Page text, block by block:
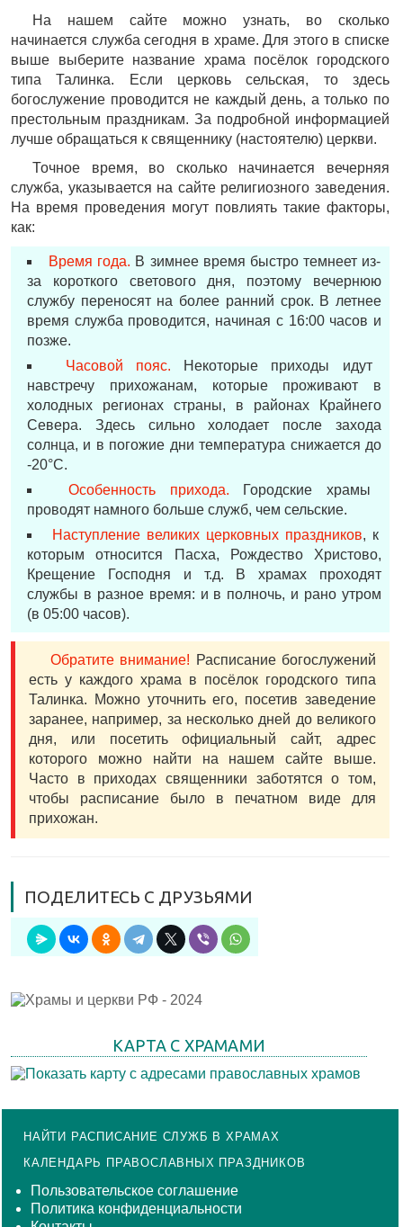
На нашем сайте можно узнать, во сколько
начинается служба сегодня в храме. Для этого в списке
выше выберите название храма посёлок городского
типа Талинка. Если церковь сельская, то здесь
богослужение проводится не каждый день, а только по
престольным праздникам. За подробной информацией
лучше обращаться к священнику (настоятелю) церкви.
Точное время, во сколько начинается вечерняя
служба, указывается на сайте религиозного заведения.
На время проведения могут повлиять такие факторы,
как:
Время года. В зимнее время быстро темнеет из-
за короткого светового дня, поэтому вечернюю
службу переносят на более ранний срок. В летнее
время служба проводится, начиная с 16:00 часов и
позже.
Часовой пояс. Некоторые приходы идут
навстречу прихожанам, которые проживают в
холодных регионах страны, в районах Крайнего
Севера. Здесь сильно холодает после захода
солнца, и в погожие дни температура снижается до
-20°С.
Особенность прихода. Городские храмы
проводят намного больше служб, чем сельские.
Наступление великих церковных праздников, к
которым относится Пасха, Рождество Христово,
Крещение Господня и т.д. В храмах проходят
службы в разное время: и в полночь, и рано утром
(в 05:00 часов).
Обратите внимание! Расписание богослужений
есть у каждого храма в посёлок городского типа
Талинка. Можно уточнить его, посетив заведение
заранее, например, за несколько дней до великого
дня, или посетить официальный сайт, адрес
которого можно найти на нашем сайте выше.
Часто в приходах священники заботятся о том,
чтобы расписание было в печатном виде для
прихожан.
ПОДЕЛИТЕСЬ С ДРУЗЬЯМИ
КАРТА С ХРАМАМИ
НАЙТИ РАСПИСАНИЕ СЛУЖБ В ХРАМАХ
КАЛЕНДАРЬ ПРАВОСЛАВНЫХ ПРАЗДНИКОВ
Пользовательское соглашение
Политика конфиденциальности